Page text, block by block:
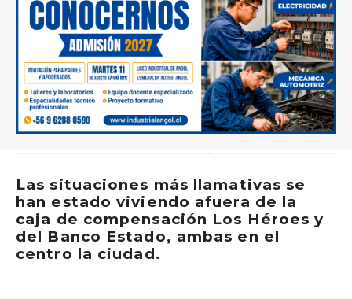
Las situaciones más llamativas se
han estado viviendo afuera de la
caja de compensación Los Héroes y
del Banco Estado, ambas en el
centro la ciudad.